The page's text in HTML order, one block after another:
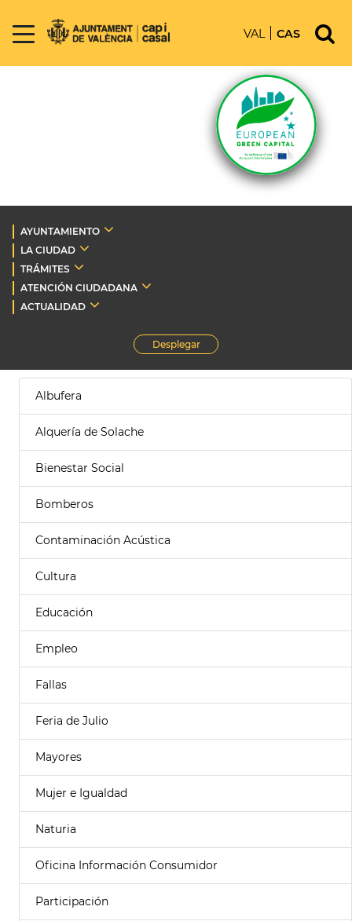
VAL CAS
AYUNTAMIENTO
LA CIUDAD
TRÁMITES
ATENCIÓN CIUDADANA
ACTUALIDAD
Desplegar
Albufera
Alquería de Solache
Bienestar Social
Bomberos
Contaminación Acústica
Cultura
Educación
Empleo
Fallas
Feria de Julio
Mayores
Mujer e Igualdad
Naturia
Oficina Información Consumidor
Participación